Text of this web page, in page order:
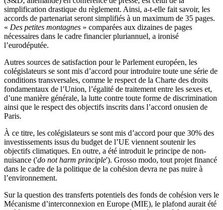
simplification drastique du règlement. Ainsi, a-t-elle fait savoir, les
accords de partenariat seront simplifiés à un maximum de 35 pages.
« Des petites montagnes » comparées aux dizaines de pages
nécessaires dans le cadre financier pluriannuel, a ironisé
l’eurodéputée.
Autres sources de satisfaction pour le Parlement européen, les
colégislateurs se sont mis d’accord pour introduire toute une série de
conditions transversales, comme le respect de la Charte des droits
fondamentaux de l’Union, l’égalité de traitement entre les sexes et,
d’une manière générale, la lutte contre toute forme de discrimination
ainsi que le respect des objectifs inscrits dans l’accord onusien de
Paris.
À ce titre, les colégislateurs se sont mis d’accord pour que 30% des
investissements issus du budget de l’UE viennent soutenir les
objectifs climatiques. En outre, a été introduit le principe de non-
nuisance ('do not harm principle'). Grosso modo, tout projet financé
dans le cadre de la politique de la cohésion devra ne pas nuire à
l’environnement.
Sur la question des transferts potentiels des fonds de cohésion vers le
Mécanisme d’interconnexion en Europe (MIE), le plafond aurait été